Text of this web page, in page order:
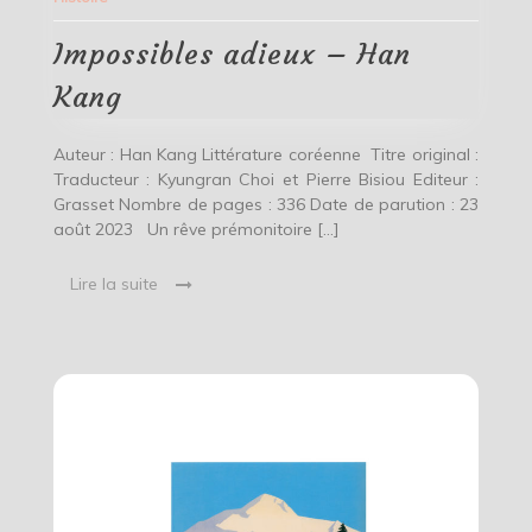
Impossibles adieux – Han
Kang
Auteur : Han Kang Littérature coréenne Titre original :
Traducteur : Kyungran Choi et Pierre Bisiou Editeur :
Grasset Nombre de pages : 336 Date de parution : 23
août 2023 Un rêve prémonitoire […]
Lire la suite